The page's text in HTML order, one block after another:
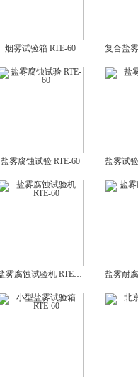
烟雾试验箱 RTE-60
盐雾腐蚀试验 RTE-60
盐雾腐蚀试验机 RTE-60